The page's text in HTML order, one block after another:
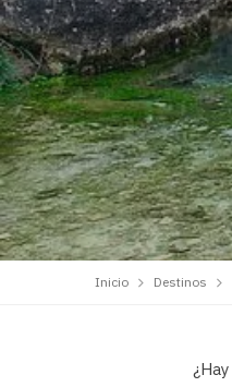
Inicio Destinos
¿Hay